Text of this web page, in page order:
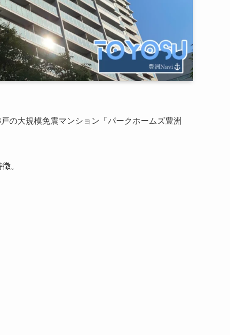
の大規模免震マンション「パークホームズ豊洲
。